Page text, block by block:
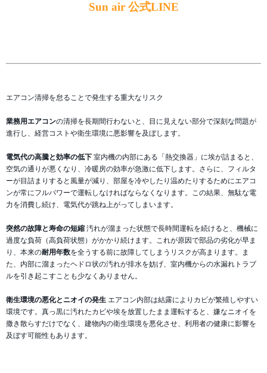
Sun air 公式LINE
エアコン清掃を怠ることで発生する重大なリスク
業務用エアコンの清掃を長期間行わないと、目に見えない部分で深刻な問題が
進行し、経営コストや衛生環境に悪影響を及ぼします。
電気代の高騰と効率の低下 室内機の内部にある「熱交換器」に埃が詰まると、
空気の通りが悪くなり、冷暖房の効率が急激に低下します。さらに、フィルタ
ーが目詰まりすると風量が減り、部屋を冷やしたり温めたりするためにエアコ
ンが常にフルパワーで運転しなければならなくなります。この結果、無駄な電
力を消費し続け、電気代が跳ね上がってしまいます。
突然の故障と寿命の短縮 汚れが溜まった状態で長時間運転を続けると、機械に
過度な負荷（高負荷状態）がかかり続けます。これが原因で部品の劣化が早ま
り、本来の耐用年数を全うする前に故障してしまうリスクが高まります。ま
た、内部に溜まったヘドロ状の汚れが排水を妨げ、室内機からの水漏れトラブ
ルを引き起こすことも少なくありません。
衛生環境の悪化とニオイの発生 エアコン内部は結露によりカビが繁殖しやすい
環境です。真っ黒に汚れたカビや埃を放置したまま運転すると、嫌なニオイを
撒き散らすだけでなく、建物内の衛生環境を悪化させ、利用者の健康に影響を
及ぼす可能性もあります。